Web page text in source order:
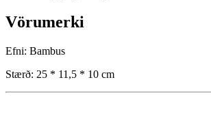
Vörumerki
Efni: Bambus
Stærð: 25 * 11,5 * 10 cm